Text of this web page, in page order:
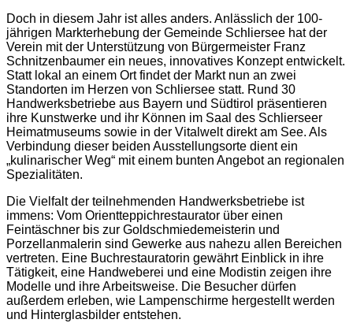
Doch in diesem Jahr ist alles anders. Anlässlich der 100-
jährigen Markterhebung der Gemeinde Schliersee hat der
Verein mit der Unterstützung von Bürgermeister Franz
Schnitzenbaumer ein neues, innovatives Konzept entwickelt.
Statt lokal an einem Ort findet der Markt nun an zwei
Standorten im Herzen von Schliersee statt. Rund 30
Handwerksbetriebe aus Bayern und Südtirol präsentieren
ihre Kunstwerke und ihr Können im Saal des Schlierseer
Heimatmuseums sowie in der Vitalwelt direkt am See. Als
Verbindung dieser beiden Ausstellungsorte dient ein
„kulinarischer Weg“ mit einem bunten Angebot an regionalen
Spezialitäten.
Die Vielfalt der teilnehmenden Handwerksbetriebe ist
immens: Vom Orientteppichrestaurator über einen
Feintäschner bis zur Goldschmiedemeisterin und
Porzellanmalerin sind Gewerke aus nahezu allen Bereichen
vertreten. Eine Buchrestauratorin gewährt Einblick in ihre
Tätigkeit, eine Handweberei und eine Modistin zeigen ihre
Modelle und ihre Arbeitsweise. Die Besucher dürfen
außerdem erleben, wie Lampenschirme hergestellt werden
und Hinterglasbilder entstehen.